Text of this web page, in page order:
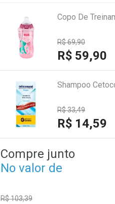
Copo De
R$ 69,90
R$ 59,90
Shampoo
R$ 33,49
R$ 14,59
Compre junto
No valor de
R$ 103,39